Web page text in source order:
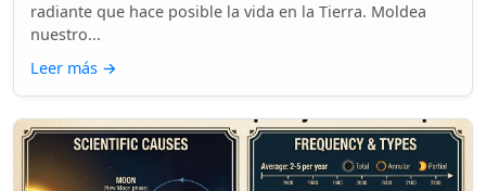
radiante que hace posible la vida en la Tierra. Moldea
nuestro...
Leer más →